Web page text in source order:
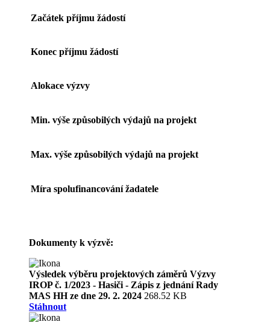
Začátek příjmu žádostí
Konec příjmu žádostí
Alokace výzvy
Min. výše způsobilých výdajů na projekt
Max. výše způsobilých výdajů na projekt
Míra spolufinancování žadatele
Dokumenty k výzvě:
Výsledek výběru projektových záměrů Výzvy
IROP č. 1/2023 - Hasiči - Zápis z jednání Rady
MAS HH ze dne 29. 2. 2024 268.52 KB
Stáhnout